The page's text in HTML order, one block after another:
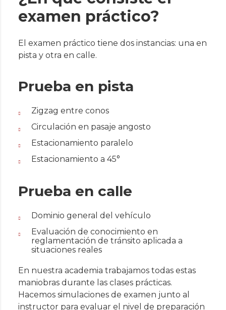
examen práctico?
El examen práctico tiene dos instancias: una en
pista y otra en calle.
Prueba en pista
Zigzag entre conos
Circulación en pasaje angosto
Estacionamiento paralelo
Estacionamiento a 45°
Prueba en calle
Dominio general del vehículo
Evaluación de conocimiento en
reglamentación de tránsito aplicada a
situaciones reales
En nuestra academia trabajamos todas estas
maniobras durante las clases prácticas.
Hacemos simulaciones de examen junto al
instructor para evaluar el nivel de preparación